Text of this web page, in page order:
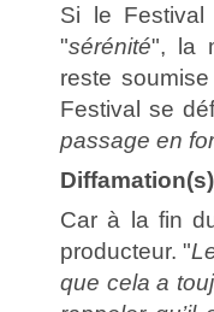
Si le
"sérénité", la
reste
Festival se
passage en
Diffamation(s)
Car à la fin
producteur. "
que cela a